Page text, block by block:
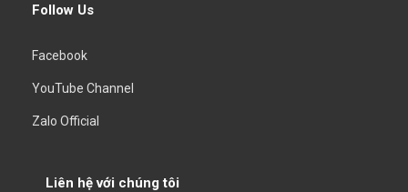
Follow Us
Facebook
YouTube Channel
Zalo Official
Liên hệ với chúng tôi